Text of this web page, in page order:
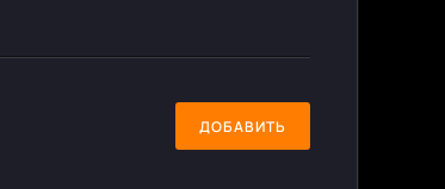
ДОБАВИТЬ